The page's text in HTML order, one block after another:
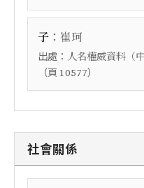
子 ： 崔珂
出處： 人名權威資料（
（頁 10577）
社會關係